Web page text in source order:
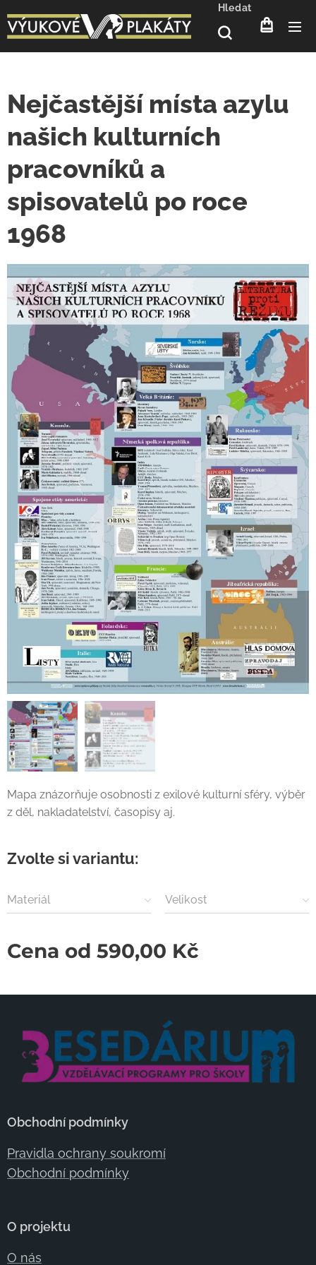
Hledat
Nejčastější místa azylu
našich kulturních
pracovníků a
spisovatelů po roce
1968
Mapa znázorňuje osobnosti z exilové kulturní sféry, výběr
z děl, nakladatelství, časopisy aj.
Zvolte si variantu:
Materiál Velikost
Cena od 590,00 Kč
Obchodní podmínky
Pravidla ochrany soukromí
Obchodní podmínky
O projektu
O nás